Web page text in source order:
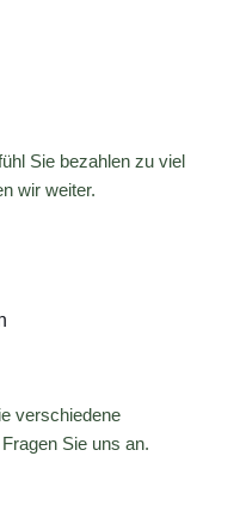
Sie bezahlen zu viel
wir weiter.
verschiedene
Sie uns an.